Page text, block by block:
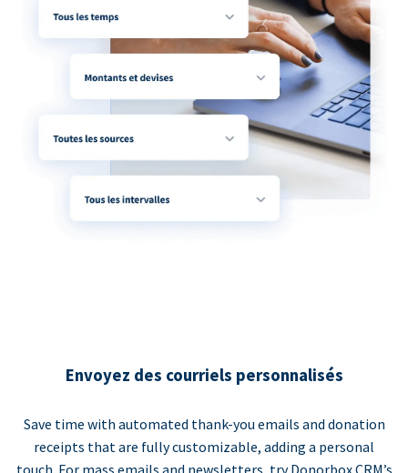
Envoyez des courriels personnalisés
Save time with automated thank-you emails and donation
receipts that are fully customizable, adding a personal
touch. For mass emails and newsletters, try Donorbox CRM’s